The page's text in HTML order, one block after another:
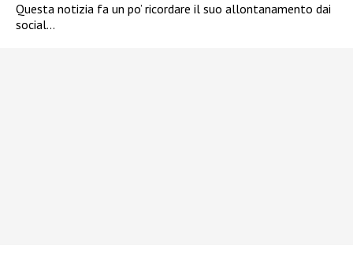
Questa notizia fa un po’ ricordare il suo allontanamento dai
social…